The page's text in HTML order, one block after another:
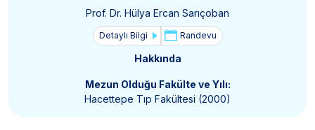
Prof. Dr. Hülya Ercan Sarıçoban
Detaylı Bilgi Randevu
Hakkında
Mezun Olduğu Fakülte ve Yılı:
Hacettepe Tıp Fakültesi (2000)